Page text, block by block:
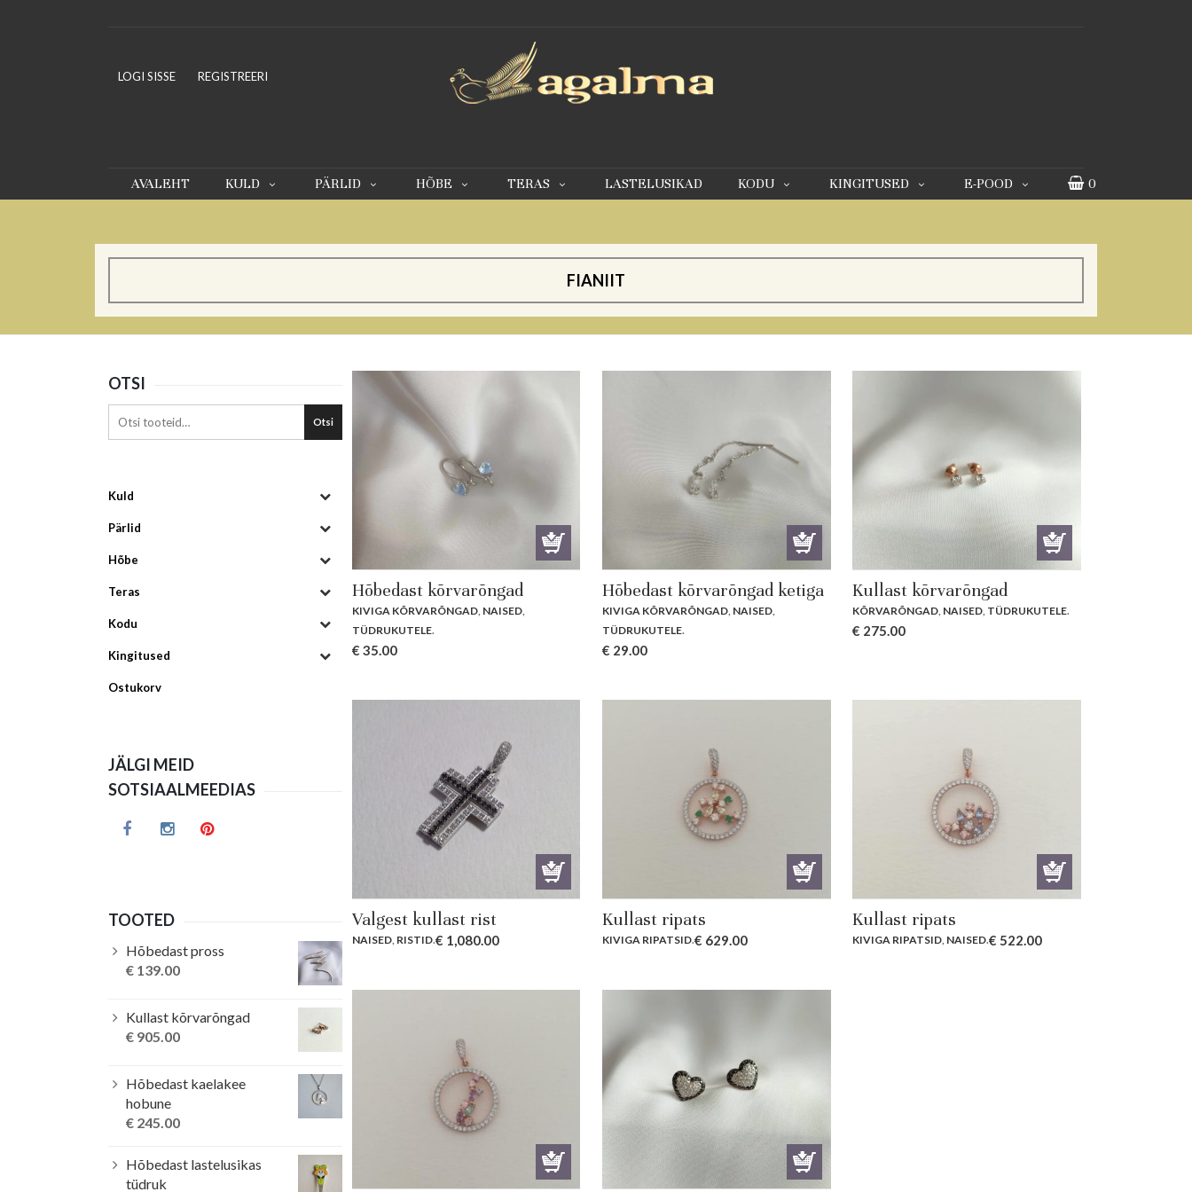
LOGI SISSE REGISTREERI
AVALEHT KULD PÄRLID HÕBE TERAS LASTELUSIKAD KODU KINGITUSED E-POOD 0
FIANIIT
Hõbedast kõrvarõngad
KIVIGA KÕRVARÕNGAD, NAISED,
TÜDRUKUTELE.
€ 35.00
Hõbedast kõrvarõngad ketiga
KIVIGA KÕRVARÕNGAD, NAISED,
TÜDRUKUTELE.
€ 29.00
Kullast kõrvarõngad
KÕRVARÕNGAD, NAISED, TÜDRUKUTELE.
€ 275.00
Valgest kullast rist
NAISED RISTID.€ 1,080.00
Kullast ripats
KIVIGA RIPATSID.€ 629.00
Kullast ripats
KIVIGA RIPATSID NAISED.€ 522.00
OTSI
Otsi
Kuld
Pärlid
Hõbe
Teras
Kodu
Kingitused
Ostukorv
JÄLGI MEID
SOTSIAALMEEDIAS
TOOTED
Hõbedast pross
€ 139.00
Kullast kõrvarõngad
€ 905.00
Hõbedast kaelakee
hobune
€ 245.00
Hõbedast lastelusikas
tüdruk